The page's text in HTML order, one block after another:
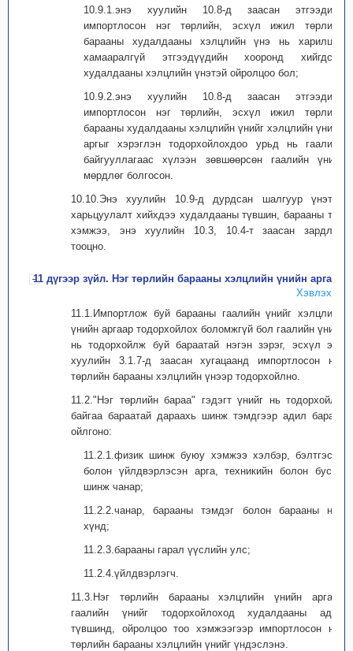
10.9.1.энэ хуулийн 10.8-д заасан этгээдийн
импортлосон нэг төрлийн, эсхүл ижил төрлийн
барааны худалдааны хэлцлийн үнэ нь харилцан
хамааралгүй этгээдүүдийн хооронд хийгдсэн
худалдааны хэлцлийн үнэтэй ойролцоо бол;
10.9.2.энэ хуулийн 10.8-д заасан этгээдийн
импортлосон нэг төрлийн, эсхүл ижил төрлийн
барааны худалдааны хэлцлийн үнийг хэлцлийн үнийн
аргыг хэрэглэн тодорхойлохдоо урьд нь гаалийн
байгууллагаас хүлээн зөвшөөрсөн гаалийн үнийг
мөрдлөг болгосон.
10.10.Энэ хуулийн 10.9-д дурдсан шалгуур үнэтэй
харьцуулалт хийхдээ худалдааны түвшин, барааны тоо
хэмжээ, энэ хуулийн 10.3, 10.4-т заасан зардлыг
тооцно.
11 дүгээр зүйл. Нэг төрлийн барааны хэлцлийн үнийн арга
Хэвлэх
11.1.Импортлож буй барааны гаалийн үнийг хэлцлийн
үнийн аргаар тодорхойлох боломжгүй бол гаалийн үнийг
нь тодорхойлж буй бараатай нэгэн зэрэг, эсхүл энэ
хуулийн 3.1.7-д заасан хугацаанд импортлосон нэг
төрлийн барааны хэлцлийн үнээр тодорхойлно.
11.2."Нэг төрлийн бараа" гэдэгт үнийг нь тодорхойлж
байгаа бараатай дараахь шинж тэмдгээр адил барааг
ойлгоно:
11.2.1.физик шинж буюу хэмжээ хэлбэр, бэлтгэсэн
болон үйлдвэрлэсэн арга, техникийн болон бусад
шинж чанар;
11.2.2.чанар, барааны тэмдэг болон барааны нэр
хүнд;
11.2.3.барааны гарал үүслийн улс;
11.2.4.үйлдвэрлэгч.
11.3.Нэг төрлийн барааны хэлцлийн үнийн аргаар
гаалийн үнийг тодорхойлоход худалдааны адил
түвшинд, ойролцоо тоо хэмжээгээр импортлосон нэг
төрлийн барааны хэлцлийн үнийг үндэслэнэ.